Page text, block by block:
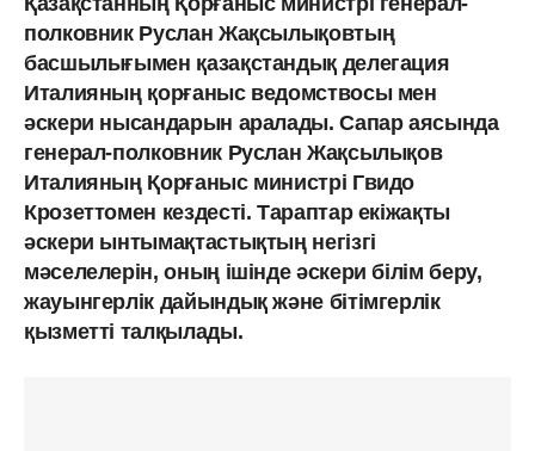
полковник Руслан Жақсылықовтың
басшылығымен қазақстандық делегация
Италияның қорғаныс ведомствосы мен
әскери нысандарын аралады. Сапар аясында
генерал-полковник Руслан Жақсылықов
Италияның Қорғаныс министрі Гвидо
Крозеттомен кездесті. Тараптар екіжақты
әскери ынтымақтастықтың негізгі
мәселелерін, оның ішінде әскери білім беру,
жауынгерлік дайындық және бітімгерлік
қызметті талқылады.